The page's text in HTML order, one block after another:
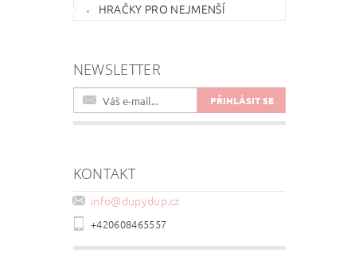
HRAČKY PRO NEJMENŠÍ
NEWSLETTER
KONTAKT
info@dupydup.cz
+420608465557